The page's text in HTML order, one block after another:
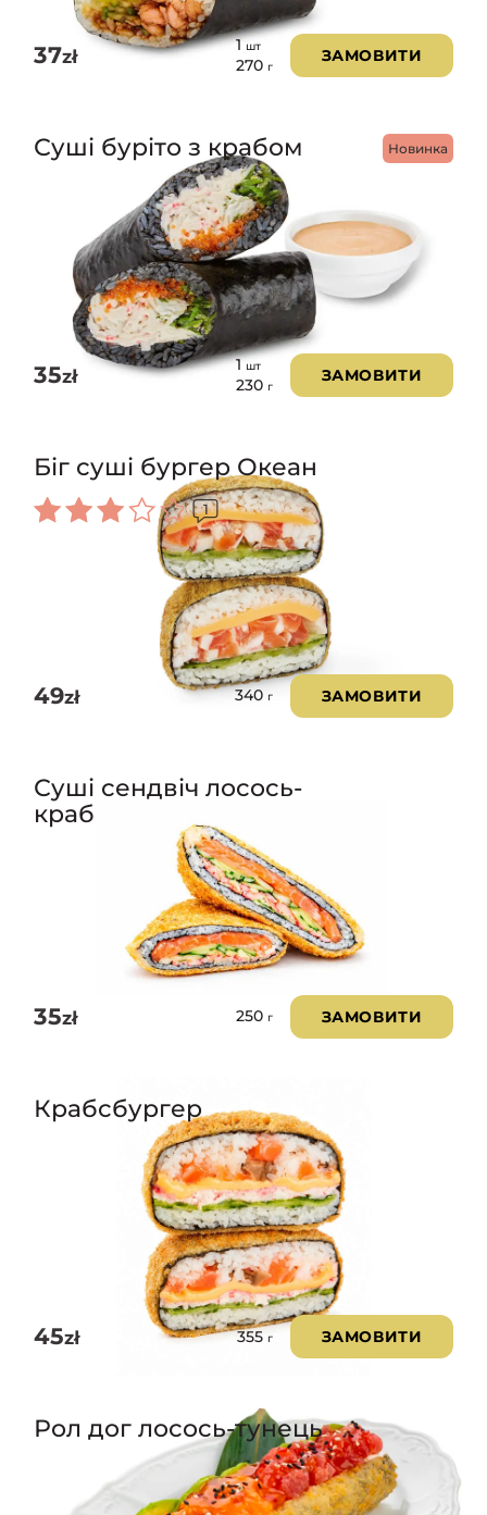
37zł
1шт
270 г
ЗАМОВИТИ
Новинка
Суші буріто з крабом
35zł
1шт
230 г
ЗАМОВИТИ
Біг суші бургер Океан
Оцінено
1
49zł 340 г ЗАМОВИТИ
Суші сендвіч лосось-
краб
35zł 250 г ЗАМОВИТИ
Крабсбургер
45zł 355 г ЗАМОВИТИ
Рол дог лосось-тунець